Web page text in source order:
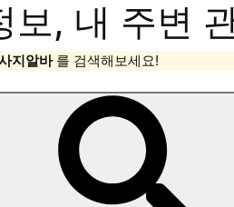
보, 내 주변
지알바 를 검색해보세요!